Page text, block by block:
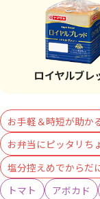
お手軽＆時短が助か
お弁当にピッタリち
塩分控えめでからだ
トマト
アボカド